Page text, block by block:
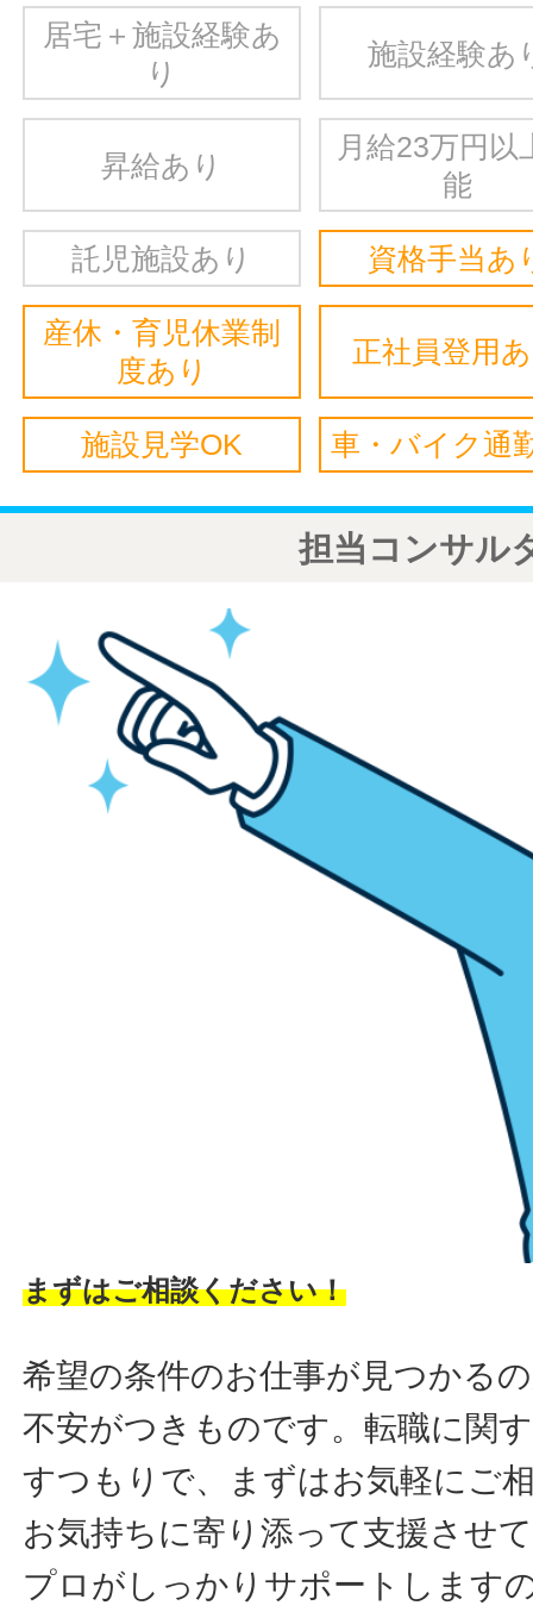
居宅＋施設経験あ
り
施設経験あ
昇給あり
月給23万円以
能
託児施設あり 資格手当あ
産休・育児休業制
度あり
正社員登用
施設見学OK 車・バイク通
担当コンサル
まずはご相談ください！
希望の条件のお仕事が見つかる
不安がつきものです。転職に関
すつもりで、まずはお気軽にご
お気持ちに寄り添って支援させ
プロがしっかりサポートします